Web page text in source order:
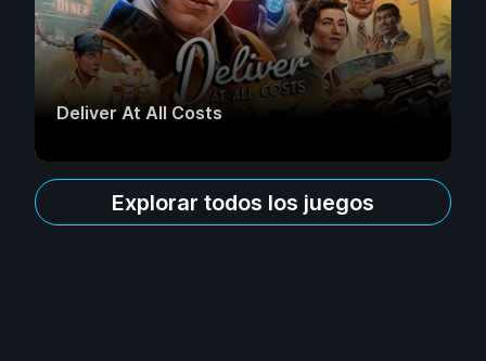
Deliver At All Costs
Explorar todos los juegos